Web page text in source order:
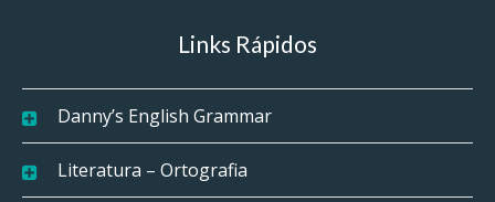
Links Rápidos
Danny’s English Grammar
Literatura – Ortografia